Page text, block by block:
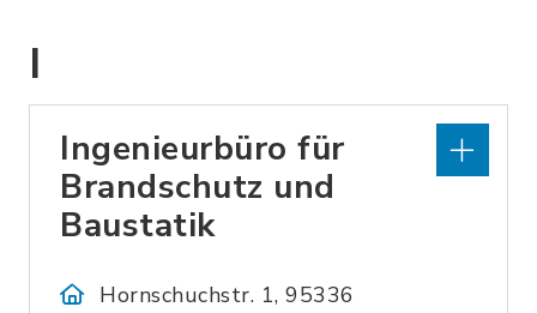
I
Ingenieurbüro für
Brandschutz und
Baustatik
Hornschuchstr. 1, 95336